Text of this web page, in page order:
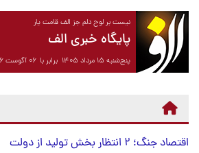
نیست بر لوح دلم جز الف قامت یار
پایگاه خبری الف
پنج‌شنبه ۱۵ مرداد ۱۴۰۵ برابر با ۰۶ آگوست ۲۰۲۶
اقتصاد جنگ؛ ۲ انتظار بخش تولید از دولت